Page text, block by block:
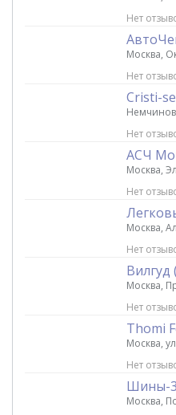
Нет
Москва,
Нет
Cristi-
Нет
АСЧ
Москва,
Нет
Москва,
Нет
Вилгуд
Москва,
Нет
Thomi
Москва,
Нет
Шины-
Москва,